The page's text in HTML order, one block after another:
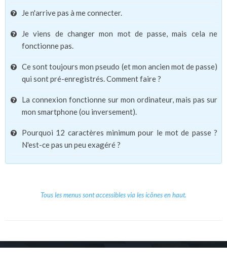
Je n'arrive pas à me connecter.
Je viens de changer mon mot de passe, mais cela ne
fonctionne pas.
Ce sont toujours mon pseudo (et mon ancien mot de passe)
qui sont pré-enregistrés. Comment faire ?
La connexion fonctionne sur mon ordinateur, mais pas sur
mon smartphone (ou inversement).
Pourquoi 12 caractères minimum pour le mot de passe ?
N'est-ce pas un peu exagéré ?
Tous les menus sont accessibles via les icônes en haut.